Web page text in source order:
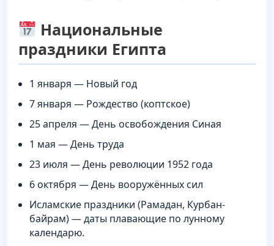
Национальные
праздники Египта
1 января — Новый год
7 января — Рождество (коптское)
25 апреля — День освобождения Синая
1 мая — День труда
23 июля — День революции 1952 года
6 октября — День вооружённых сил
Исламские праздники (Рамадан, Курбан-
байрам) — даты плавающие по лунному
календарю.